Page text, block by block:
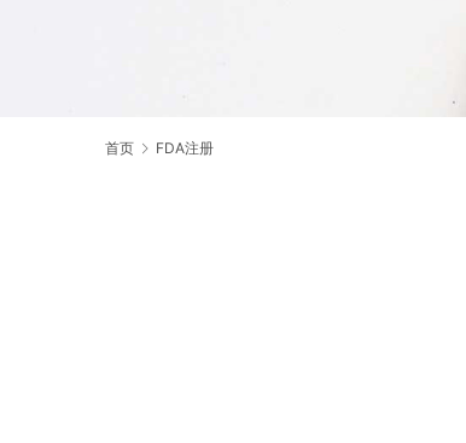
首页 FDA注册